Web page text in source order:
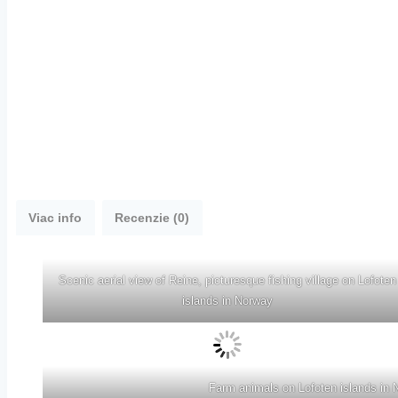
Viac info Recenzie (0)
Scenic aerial view of Reine, picturesque fishing village on Lofoten
islands in Norway
Farm animals on Lofoten islands in